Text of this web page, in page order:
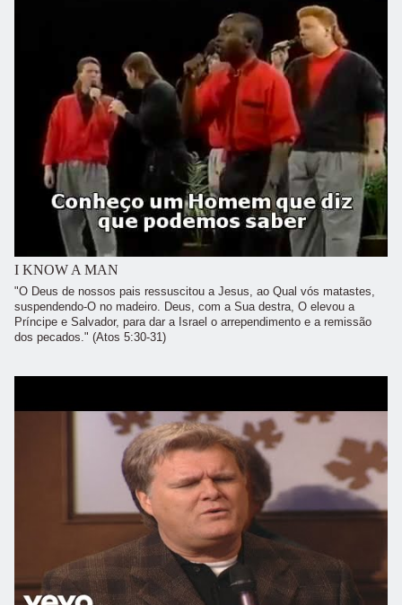
I KNOW A MAN
"O Deus de nossos pais ressuscitou a Jesus, ao Qual vós matastes,
suspendendo-O no madeiro. Deus, com a Sua destra, O elevou a
Príncipe e Salvador, para dar a Israel o arrependimento e a remissão
dos pecados." (Atos 5:30-31)